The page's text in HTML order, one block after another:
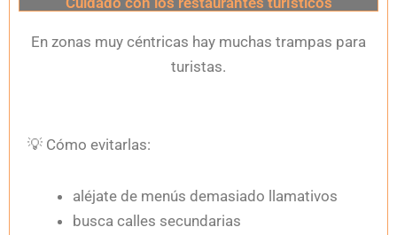
En zonas muy céntricas hay muchas trampas para
turistas.
💡 Cómo evitarlas:
aléjate de menús demasiado llamativos
busca calles secundarias